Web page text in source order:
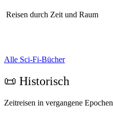
Reisen durch Zeit und Raum
Alle Sci-Fi-Bücher
📜 Historisch
Zeitreisen in vergangene Epochen